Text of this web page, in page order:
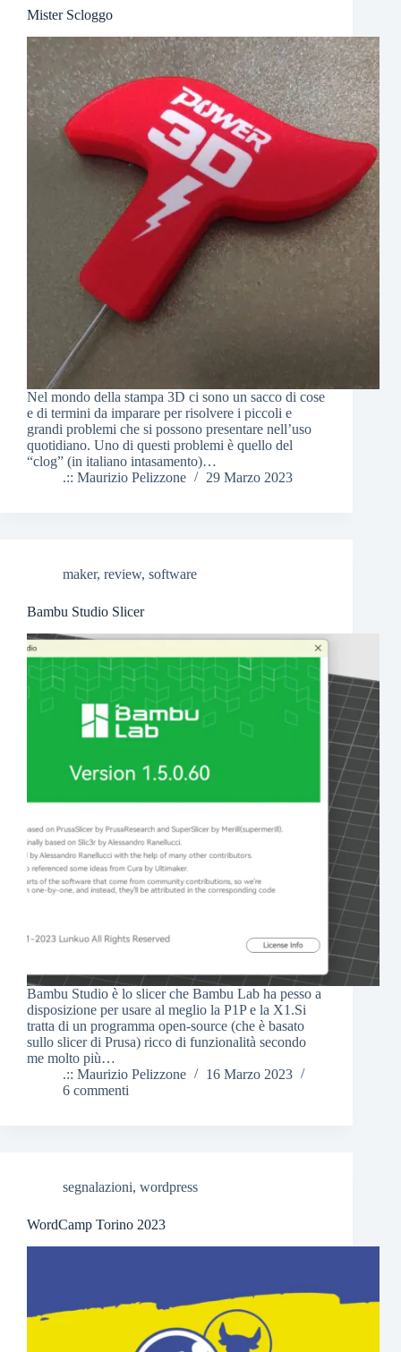
Mister Scloggo
Nel mondo della stampa 3D ci sono un sacco di cose
e di termini da imparare per risolvere i piccoli e
grandi problemi che si possono presentare nell’uso
quotidiano. Uno di questi problemi è quello del
“clog” (in italiano intasamento)…
.:: Maurizio Pelizzone
29 Marzo 2023
maker, review, software
Bambu Studio Slicer
Bambu Studio è lo slicer che Bambu Lab ha pesso a
disposizione per usare al meglio la P1P e la X1.Si
tratta di un programma open-source (che è basato
sullo slicer di Prusa) ricco di funzionalità secondo
me molto più…
.:: Maurizio Pelizzone
16 Marzo 2023
6 commenti
segnalazioni, wordpress
WordCamp Torino 2023